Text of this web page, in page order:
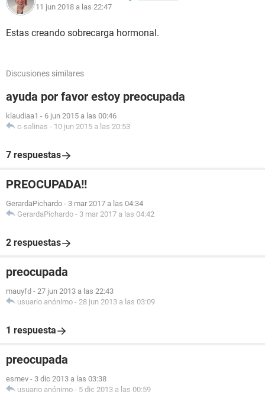
11 jun 2018 a las 22:47
Estas creando sobrecarga hormonal.
Discusiones similares
ayuda por favor estoy preocupada
klaudiaa1 - 6 jun 2015 a las 00:46
c-salinas - 10 jun 2015 a las 20:53
7 respuestas
PREOCUPADA!!
GerardaPichardo - 3 mar 2017 a las 04:34
GerardaPichardo - 3 mar 2017 a las 04:42
2 respuestas
preocupada
mauyfd - 27 jun 2013 a las 22:43
usuario anónimo - 28 jun 2013 a las 03:09
1 respuesta
preocupada
esmev - 3 dic 2013 a las 03:38
usuario anónimo - 5 dic 2013 a las 00:59